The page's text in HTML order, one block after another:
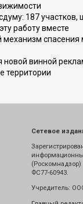
187 участков,
работу вместе
спасения
винной
территории
Сетевое
(Роскомнадзор)
ФС77-60943.
Учредитель: